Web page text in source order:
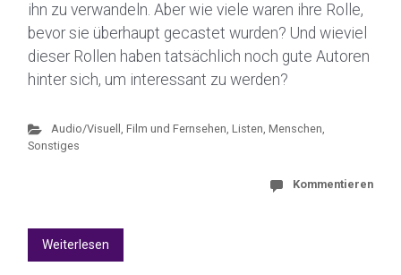
ihn zu verwandeln. Aber wie viele waren ihre Rolle,
bevor sie überhaupt gecastet wurden? Und wieviel
dieser Rollen haben tatsächlich noch gute Autoren
hinter sich, um interessant zu werden?
Audio/Visuell , Film und Fernsehen, Listen, Menschen,
Sonstiges
Kommentieren
Weiterlesen